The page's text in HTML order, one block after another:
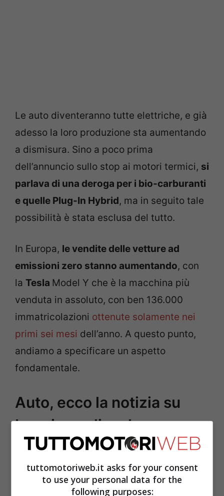
Le auto diventeranno tutte elettriche, e già
adesso la loro produzione sta aumentando
a dismisura. Sino a poco prima
dell’annuncio sullo stop ai motori termici, si
parlava di una deroga per i bio-carburanti
e quelle Plug-In Hybrid, ma in seguito tale
possibilità è stata esclusa del tutto.
In Europa, le vendite delle vetture ad
emissioni zero stanno aumentando, con
la Tesla Model Y che è la macchina più
venduta in assoluto, con ben 136.000
immatricolazioni ottenute solamente nei
primi sei mesi dell’anno. A questo punto,
andiamo a specificare un aspetto
fondamentale.
Auto, ecco la notizia su
benzina e diesel
tuttomotoriweb.it asks for your consent
to use your personal data for the
following purposes: